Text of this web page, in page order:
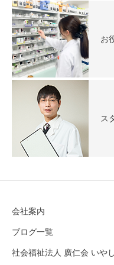
お
ス
会社案内
ブログ一覧
社会福祉法人 廣仁会 いや